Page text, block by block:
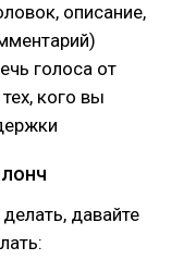
описание,
голоса от
кого вы
давайте